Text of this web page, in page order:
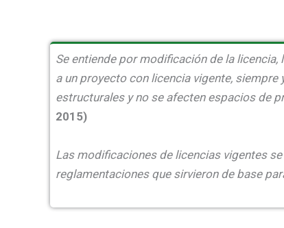
Se entiende por modificación de la
a un proyecto con licencia vigente,
estructurales y no se afecten espacios de
2015)
Las modificaciones de licencias vigentes
reglamentaciones que sirvieron de base